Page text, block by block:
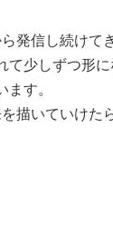
発信し続けて
少しずつ形に
す。
描いていけた